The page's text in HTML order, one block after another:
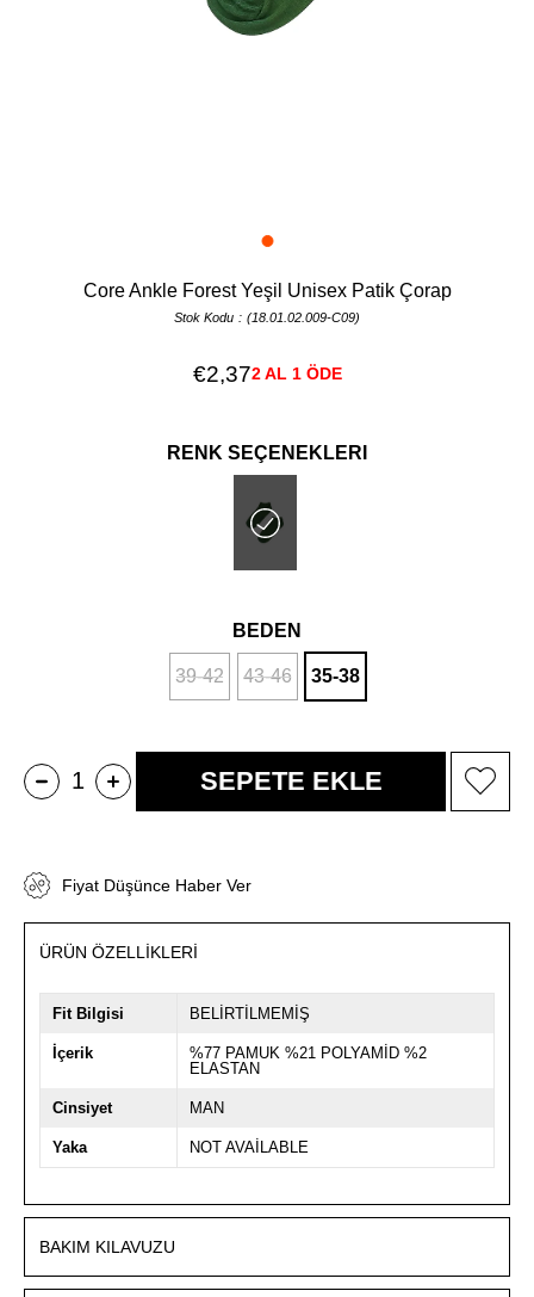
Core Ankle Forest Yeşil Unisex Patik Çorap
Stok Kodu (18.01.02.009-C09)
€2,372 AL 1 ÖDE
RENK SEÇENEKLERİ
BEDEN
39-42 43-46 35-38
Fiyat Düşünce Haber Ver
ÜRÜN ÖZELLIKLERI
Fit Bilgisi BELİRTİLMEMİŞ
İçerik
%77 PAMUK %21 POLYAMİD %2
ELASTAN
Cinsiyet MAN
Yaka NOT AVAİLABLE
BAKIM KILAVUZU